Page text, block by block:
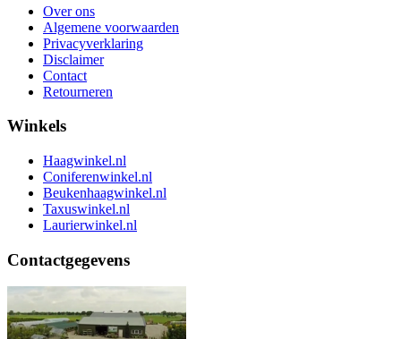
Over ons
Algemene voorwaarden
Privacyverklaring
Disclaimer
Contact
Retourneren
Winkels
Haagwinkel.nl
Coniferenwinkel.nl
Beukenhaagwinkel.nl
Taxuswinkel.nl
Laurierwinkel.nl
Contactgegevens